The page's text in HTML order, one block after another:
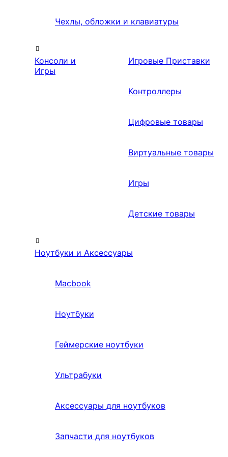
Чехлы, обложки и клавиатуры
Консоли и
Игры
Игровые Приставки
Контроллеры
Цифровые товары
Виртуальные товары
Игры
Детские товары
Ноутбуки и Аксессуары
Macbook
Ноутбуки
Геймерские ноутбуки
Ультрабуки
Аксессуары для ноутбуков
Запчасти для ноутбуков